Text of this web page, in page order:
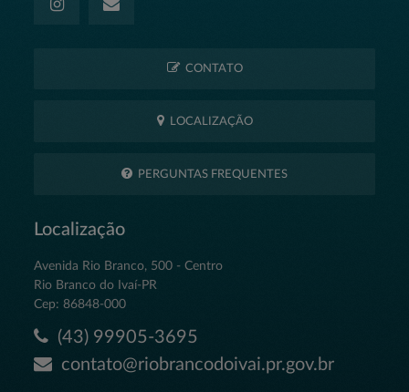
CONTATO
LOCALIZAÇÃO
PERGUNTAS FREQUENTES
Localização
Avenida Rio Branco, 500 - Centro
Rio Branco do Ivaí-PR
Cep: 86848-000
(43) 99905-3695
contato@riobrancodoivai.pr.gov.br